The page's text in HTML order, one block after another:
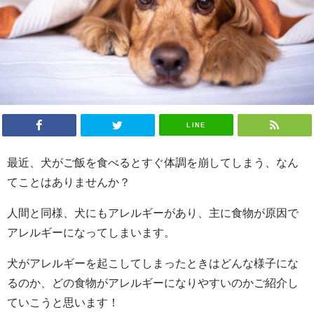
LINE
最近、犬がご飯を食べるとすぐ体調を崩してしまう、なん
てことはありませんか？
人間と同様、犬にもアレルギーがあり、主に食物が原因で
アレルギーになってしまいます。
犬がアレルギーを起こしてしまったときはどんな様子にな
るのか、どの食物がアレルギーになりやすいのかご紹介し
ていこうと思います！